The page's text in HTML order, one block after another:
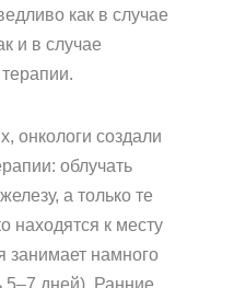
как в случае
и в случае
онкологи создали
облучать
а только те
находятся к месту
занимает намного
дней). Ранние